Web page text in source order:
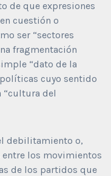
de que expresiones
cuestión o
ser “sectores
fragmentación
“dato de la
cuyo sentido
“cultura del
debilitamiento o,
los movimientos
de los partidos que